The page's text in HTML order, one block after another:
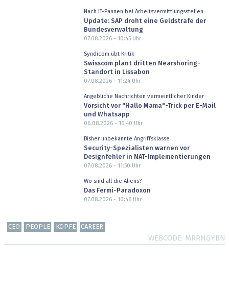
Nach IT-Pannen bei Arbeitsvermittlungsstellen
Update: SAP droht eine Geldstrafe der
Bundesverwaltung
07.08.2026 - 10:45Uhr
Syndicom übt Kritik
Swisscom plant dritten Nearshoring-
Standort in Lissabon
07.08.2026 - 11:24Uhr
Angebliche Nachrichten vermeintlicher Kinder
Vorsicht vor "Hallo Mama"-Trick per E-Mail
und Whatsapp
06.08.2026 - 16:40 Uhr
Bisher unbekannte Angriffsklasse
Security-Spezialisten warnen vor
Designfehler in NAT-Implementierungen
07.08.2026 - 11:50 Uhr
Wo sind all die Aliens?
Das Fermi-Paradoxon
07.08.2026 - 10:46Uhr
CEO PEOPLE KÖPFE CAREER
WEBCODE MRRHGYBN